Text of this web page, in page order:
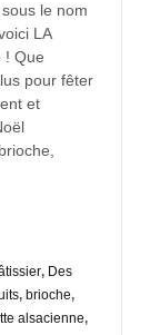
le nom
LA
! Que
pour fêter
et
, Des
, brioche,
alsacienne,